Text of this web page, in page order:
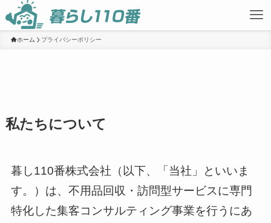
ホーム プライバシーポリシー
私たちについて
暮し110番株式会社（以下、「当社」といいま
す。）は、不用品回収・訪問型サービスに専門
特化した集客コンサルティング事業を行うにあ